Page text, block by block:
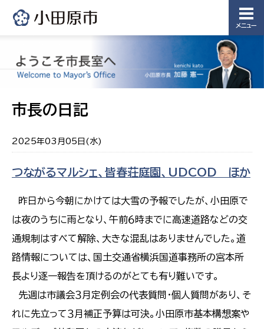
メニュー
市長の日記
2025年03月05日(水)
つながるマルシェ、皆春荘庭園、UDCOD ほか
昨日から今朝にかけては大雪の予報でしたが、小田原で
は夜のうちに雨となり、午前６時までに高速道路などの交
通規制はすべて解除、大きな混乱はありませんでした。道
路情報については、国土交通省横浜国道事務所の宮本所
長より逐一報告を頂けるのがとても有り難いです。
先週は市議会３月定例会の代表質問・個人質問があり、そ
れに先立って３月補正予算は可決。小田原市基本構想案や